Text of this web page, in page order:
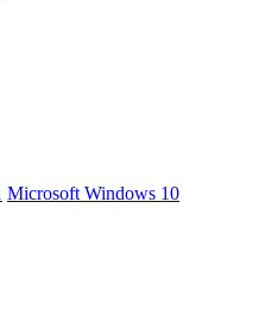
Microsoft Windows 10